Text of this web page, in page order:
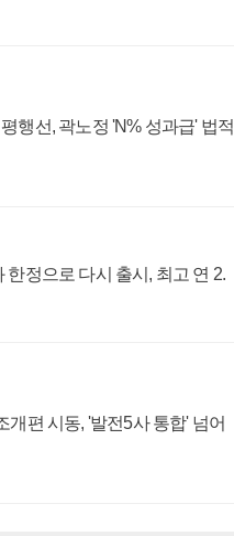
행선, 곽노정 'N% 성과급' 법적
정으로 다시 출시, 최고 연 2.
개편 시동, '발전5사 통합' 넘어